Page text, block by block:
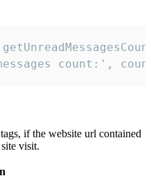
count:',
if the website url contained
visit.